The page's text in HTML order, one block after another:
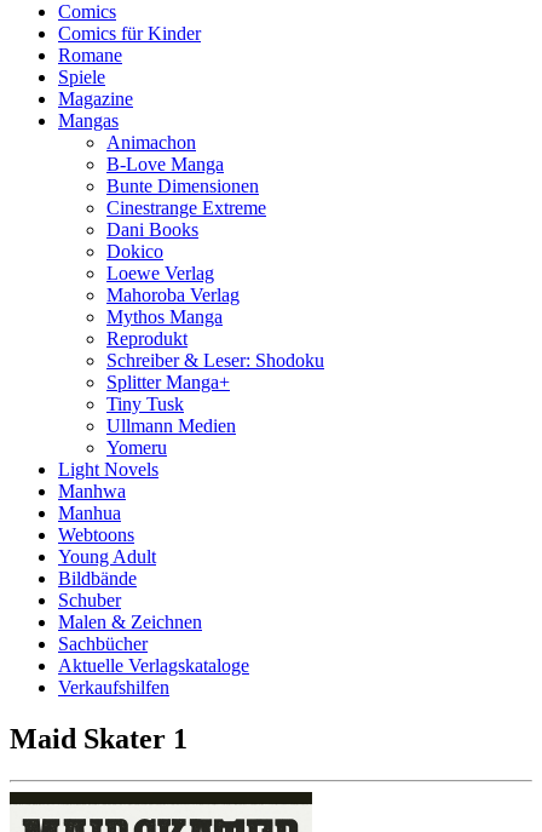
Comics
Comics für Kinder
Romane
Spiele
Magazine
Mangas
Animachon
B-Love Manga
Bunte Dimensionen
Cinestrange Extreme
Dani Books
Dokico
Loewe Verlag
Mahoroba Verlag
Mythos Manga
Reprodukt
Schreiber & Leser: Shodoku
Splitter Manga+
Tiny Tusk
Ullmann Medien
Yomeru
Light Novels
Manhwa
Manhua
Webtoons
Young Adult
Bildbände
Schuber
Malen & Zeichnen
Sachbücher
Aktuelle Verlagskataloge
Verkaufshilfen
Maid Skater 1